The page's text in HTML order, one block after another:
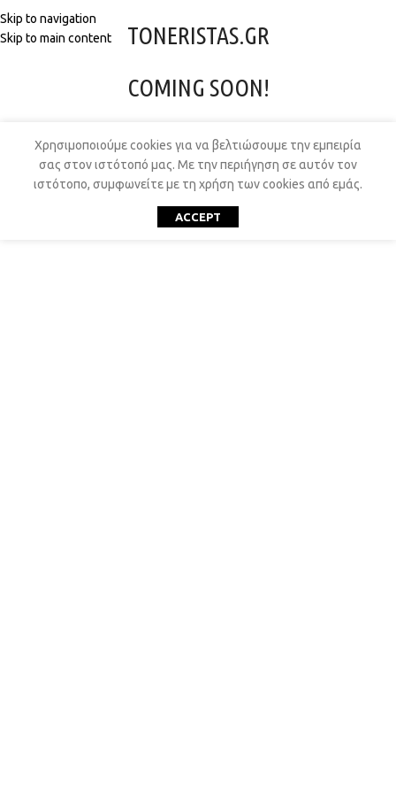
Skip to navigation
Skip to main content
TONERISTAS.GR
COMING SOON!
Χρησιμοποιούμε cookies για να βελτιώσουμε την εμπειρία
σας στον ιστότοπό μας. Με την περιήγηση σε αυτόν τον
ιστότοπο, συμφωνείτε με τη χρήση των cookies από εμάς.
ACCEPT